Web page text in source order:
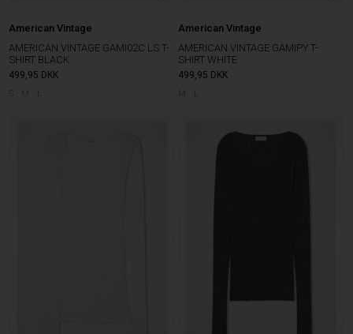
American Vintage
AMERICAN VINTAGE GAMI02C LS T-
SHIRT BLACK
499,95 DKK
M L
American Vintage
AMERICAN VINTAGE GAMIPY T-
SHIRT WHITE
499,95 DKK
M L